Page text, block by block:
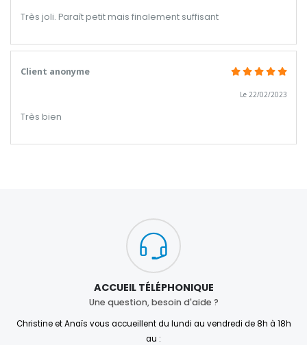
Très joli. Paraît petit mais finalement suffisant
Client anonyme
Le 22/02/2023
Très bien
ACCUEIL TÉLÉPHONIQUE
Une question, besoin d'aide ?
Christine et Anaïs vous accueillent du lundi au vendredi de 8h à 18h
au :